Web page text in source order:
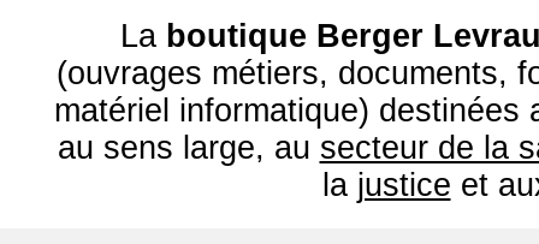
La boutique Berger
(ouvrages métiers, documents,
matériel informatique) destinées
au sens large, au secteur de la
la justice et